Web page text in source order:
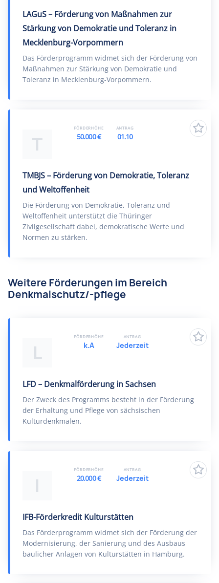
LAGuS – Förderung von Maßnahmen zur
Stärkung von Demokratie und Toleranz in
Mecklenburg-Vorpommern
Das Förderprogramm widmet sich der Förderung von
Maßnahmen zur Stärkung von Demokratie und
Toleranz in Mecklenburg-Vorpommern.
T
TMBJS – Förderung von Demokratie, Toleranz
und Weltoffenheit
Die Förderung von Demokratie, Toleranz und
Weltoffenheit unterstützt die Thüringer
Zivilgesellschaft dabei, demokratische Werte und
Normen zu stärken.
FÖRDERHÖHE
50.000 €
ANTRAG
01.10
Weitere Förderungen im Bereich
Denkmalschutz/-pflege
L
LFD – Denkmalförderung in Sachsen
Der Zweck des Programms besteht in der Förderung
der Erhaltung und Pflege von sächsischen
Kulturdenkmalen.
FÖRDERHÖHE
k.A
ANTRAG
Jederzeit
I
IFB-Förderkredit Kulturstätten
Das Förderprogramm widmet sich der Förderung der
Modernisierung, der Sanierung und des Ausbaus
baulicher Anlagen von Kulturstätten in Hamburg.
FÖRDERHÖHE
20.000 €
ANTRAG
Jederzeit